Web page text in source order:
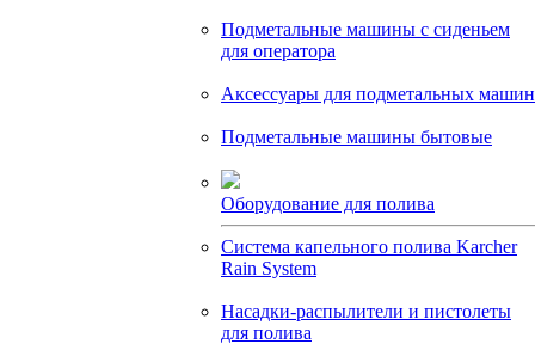
Подметальные машины с сиденьем
для оператора
Аксессуары для подметальных машин
Подметальные машины бытовые
Оборудование для полива
Система капельного полива Karcher
Rain System
Насадки-распылители и пистолеты
для полива